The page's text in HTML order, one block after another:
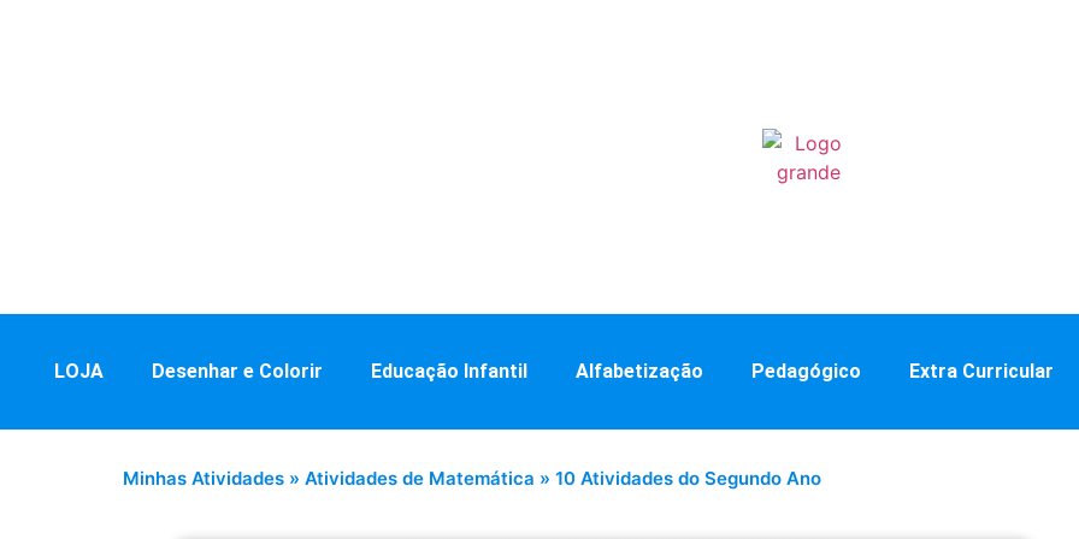
LOJA Desenhar e Colorir Educação Infantil Alfabetização Pedagógico Extra Curricular
Minhas Atividades » Atividades de Matemática » 10 Atividades do Segundo Ano